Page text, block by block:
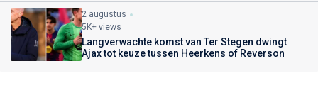
2 augustus
5K+ views
Langverwachte komst van Ter Stegen dwingt
Ajax tot keuze tussen Heerkens of Reverson